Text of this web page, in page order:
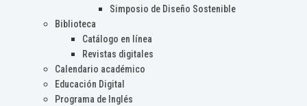
Simposio de Diseño Sostenible
Biblioteca
Catálogo en línea
Revistas digitales
Calendario académico
Educación Digital
Programa de Inglés